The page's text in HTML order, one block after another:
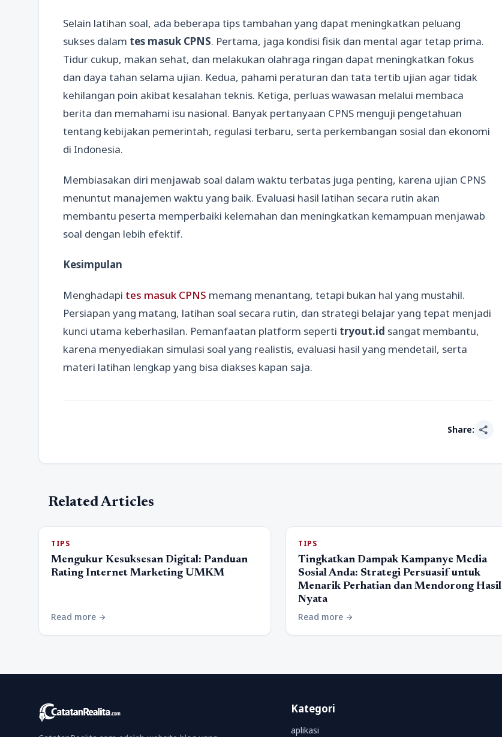
Selain latihan soal, ada beberapa tips tambahan yang dapat meningkatkan peluang
sukses dalam tes masuk CPNS. Pertama, jaga kondisi fisik dan mental agar tetap prima.
Tidur cukup, makan sehat, dan melakukan olahraga ringan dapat meningkatkan fokus
dan daya tahan selama ujian. Kedua, pahami peraturan dan tata tertib ujian agar tidak
kehilangan poin akibat kesalahan teknis. Ketiga, perluas wawasan melalui membaca
berita dan memahami isu nasional. Banyak pertanyaan CPNS menguji pengetahuan
tentang kebijakan pemerintah, regulasi terbaru, serta perkembangan sosial dan ekonomi
di Indonesia.
Membiasakan diri menjawab soal dalam waktu terbatas juga penting, karena ujian CPNS
menuntut manajemen waktu yang baik. Evaluasi hasil latihan secara rutin akan
membantu peserta memperbaiki kelemahan dan meningkatkan kemampuan menjawab
soal dengan lebih efektif.
Kesimpulan
Menghadapi tes masuk CPNS memang menantang, tetapi bukan hal yang mustahil.
Persiapan yang matang, latihan soal secara rutin, dan strategi belajar yang tepat menjadi
kunci utama keberhasilan. Pemanfaatan platform seperti tryout.id sangat membantu,
karena menyediakan simulasi soal yang realistis, evaluasi hasil yang mendetail, serta
materi latihan lengkap yang bisa diakses kapan saja.
Share: share
Related Articles
TIPS
Mengukur Kesuksesan Digital: Panduan
Rating Internet Marketing UMKM
Read more arrow_forward
TIPS
Tingkatkan Dampak Kampanye Media
Sosial Anda: Strategi Persuasif untuk
Menarik Perhatian dan Mendorong Hasil
Nyata
Read more arrow_forward
Kategori
aplikasi